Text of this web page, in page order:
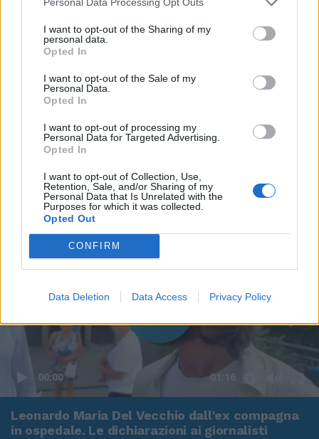
I want to opt-out of the Sharing of my
personal data.
Opted In
I want to opt-out of the Sale of my
Personal Data.
Opted In
I want to opt-out of processing my
Personal Data for Targeted Advertising.
Opted In
I want to opt-out of Collection, Use,
Retention, Sale, and/or Sharing of my
Personal Data that Is Unrelated with the
Purposes for which it was collected.
Opted Out
CONFIRM
Data Deletion Data Access Privacy Policy
00:00 01:16
Leonardo Maria Del Vecchio dall'ex compagna
in ospedale. Le dichiarazioni ai giornalisti